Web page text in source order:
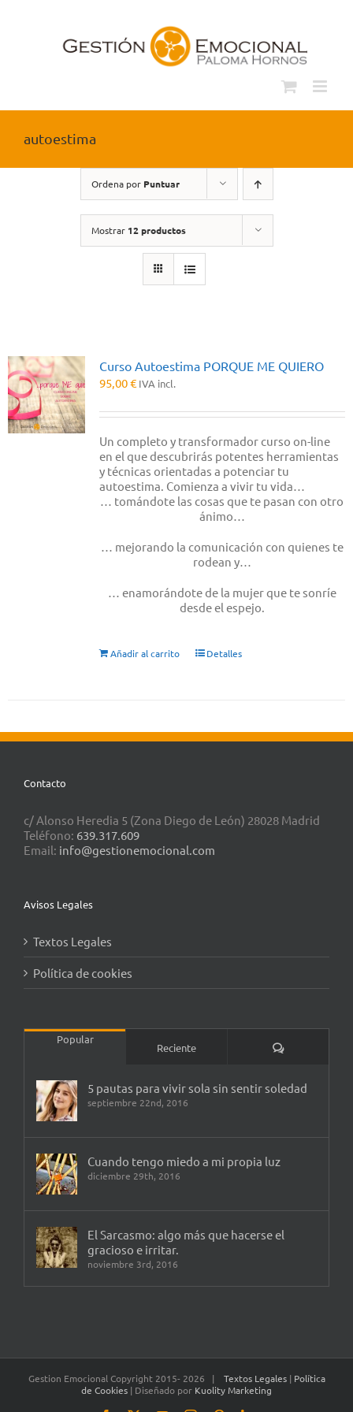
autoestima
Ordena por Puntuar
Mostrar 12 productos
Curso Autoestima PORQUE ME QUIERO
95,00€ IVA incl.
Un completo y transformador curso on-line
en el que descubrirás potentes herramientas
y técnicas orientadas a potenciar tu
autoestima. Comienza a vivir tu vida…
… tomándote las cosas que te pasan con otro
ánimo…
… mejorando la comunicación con quienes te
rodean y…
… enamorándote de la mujer que te sonríe
desde el espejo.
Añadir al carrito Detalles
Contacto
c/ Alonso Heredia 5 (Zona Diego de León) 28028 Madrid
Teléfono: 639.317.609
Email: info@gestionemocional.com
Avisos Legales
Textos Legales
Política de cookies
Popular
Reciente Comentarios
5 pautas para vivir sola sin sentir soledad
septiembre 22nd, 2016
Cuando tengo miedo a mi propia luz
diciembre 29th, 2016
El Sarcasmo: algo más que hacerse el
gracioso e irritar.
noviembre 3rd, 2016
Gestion Emocional Copyright 2015- 2026 | Textos Legales | Política
de Cookies | Diseñado por Kuolity Marketing